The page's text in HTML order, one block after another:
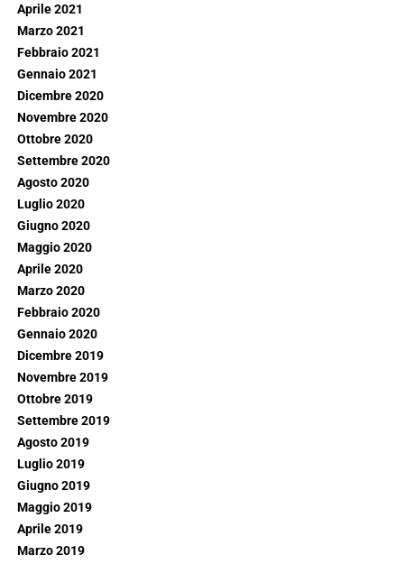
Aprile 2021
Marzo 2021
Febbraio 2021
Gennaio 2021
Dicembre 2020
Novembre 2020
Ottobre 2020
Settembre 2020
Agosto 2020
Luglio 2020
Giugno 2020
Maggio 2020
Aprile 2020
Marzo 2020
Febbraio 2020
Gennaio 2020
Dicembre 2019
Novembre 2019
Ottobre 2019
Settembre 2019
Agosto 2019
Luglio 2019
Giugno 2019
Maggio 2019
Aprile 2019
Marzo 2019